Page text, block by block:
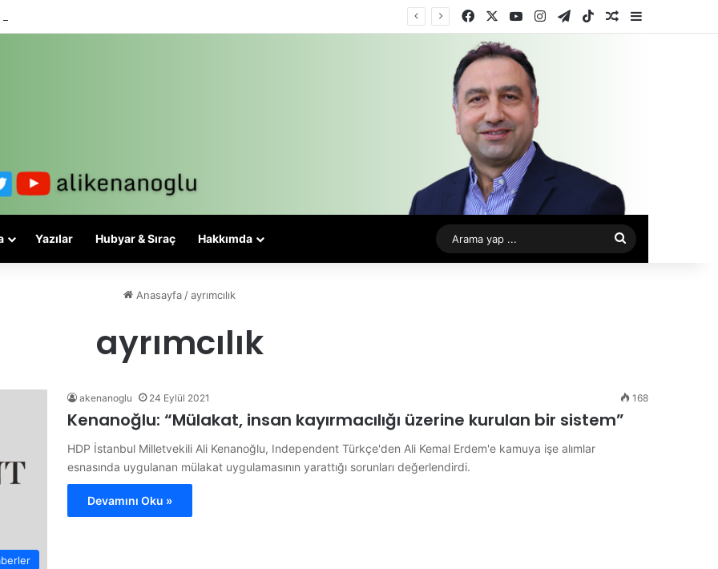
FacebookYouTubeInstagram
TelegramTikTokRastgele Makale
Kenar
Yazılar Hubyar & Sıraç Hakkımda
Arama
yap
Anasayfa /ayrımcılık
ayrımcılık
akenanoglu 24 Eylül 2021 168
Kenanoğlu: “Mülakat, insan kayırmacılığı üzerine kurulan bir sistem”
HDP İstanbul Milletvekili Ali Kenanoğlu, Independent Türkçe'den Ali Kemal Erdem'e kamuya işe alımlar
esnasında uygulanan mülakat uygulamasının yarattığı sorunları değerlendirdi.
Devamını Oku »